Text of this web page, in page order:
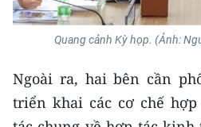
Quang cảnh Kỳ họp. (Ảnh:
Ngoài ra, hai bên cần
triển khai các cơ chế